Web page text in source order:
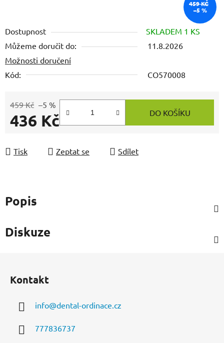
Dostupnost
SKLADEM 1 KS
Můžeme doručit do:
11.8.2026
Možnosti doručení
Kód:
CO570008
459 Kč –5 %
436 Kč DO KOŠÍKU
Tisk Zeptat se Sdílet
459 KČ
–5 %
Popis
Diskuze
Kontakt
info@dental-ordinace.cz
777836737